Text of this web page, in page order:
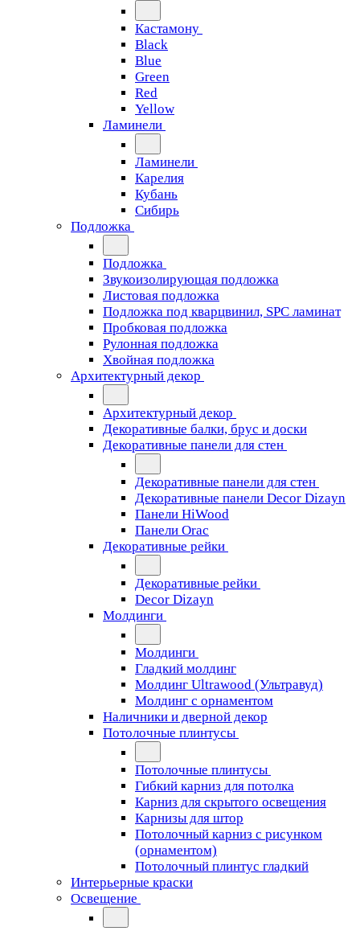
Кастамону
Black
Blue
Green
Red
Yellow
Ламинели
Ламинели
Карелия
Кубань
Сибирь
Подложка
Подложка
Звукоизолирующая подложка
Листовая подложка
Подложка под кварцвинил, SPC ламинат
Пробковая подложка
Рулонная подложка
Хвойная подложка
Архитектурный декор
Архитектурный декор
Декоративные балки, брус и доски
Декоративные панели для стен
Декоративные панели для стен
Декоративные панели Decor Dizayn
Панели HiWood
Панели Orac
Декоративные рейки
Декоративные рейки
Decor Dizayn
Молдинги
Молдинги
Гладкий молдинг
Молдинг Ultrawood (Ультравуд)
Молдинг с орнаментом
Наличники и дверной декор
Потолочные плинтусы
Потолочные плинтусы
Гибкий карниз для потолка
Карниз для скрытого освещения
Карнизы для штор
Потолочный карниз с рисунком
(орнаментом)
Потолочный плинтус гладкий
Интерьерные краски
Освещение